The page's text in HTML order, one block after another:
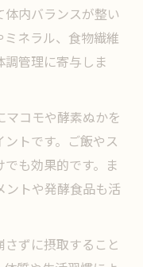
内バランスが整い
ネラル、食物繊維
管理に寄与しま
コモや酵素ぬかを
トです。ご飯やス
も効果的です。ま
ントや発酵食品も活
ずに摂取すること